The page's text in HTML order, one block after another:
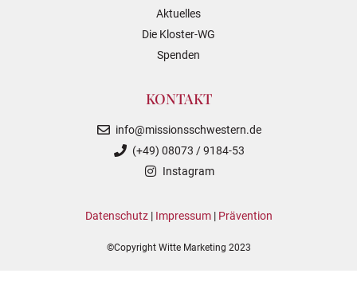
Aktuelles
Die Kloster-WG
Spenden
KONTAKT
info@missionsschwestern.de
(+49) 08073 / 9184-53
Instagram
Datenschutz| Impressum| Prävention
©Copyright Witte Marketing 2023